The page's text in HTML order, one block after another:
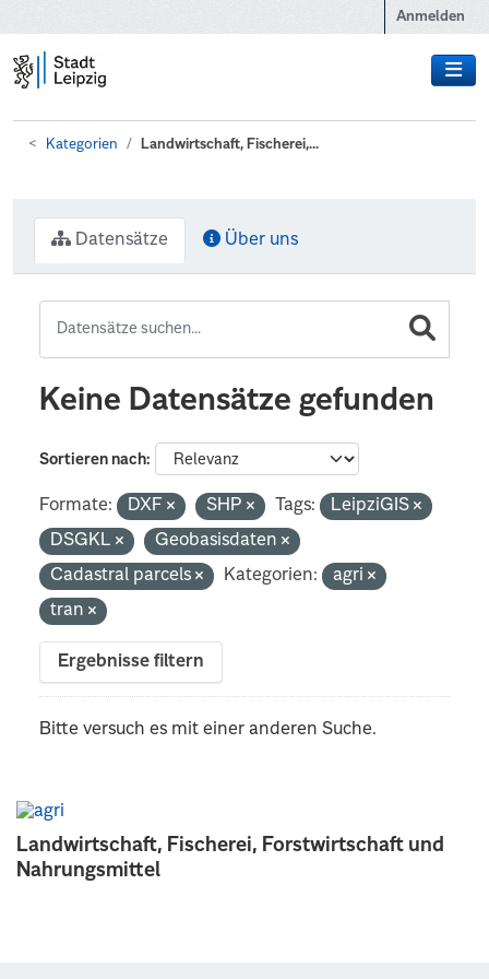
Anmelden
Kategorien Landwirtschaft, Fischerei,...
Landwirtschaft, Fischerei, Forstwirtschaft und
Nahrungsmittel
Datensätze Über uns
Keine Datensätze gefunden
Sortieren nach
Formate: DXF SHP Tags:
LeipziGIS
DSGKL
Geobasisdaten
Cadastral parcels
Kategorien:
agri
tran
Ergebnisse filtern
Bitte versuch es mit einer anderen Suche.